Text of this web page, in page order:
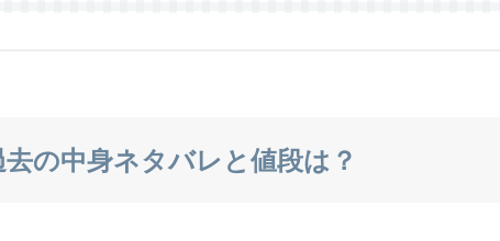
の中身ネタバレと値段は？